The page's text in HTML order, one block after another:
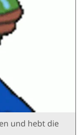
und hebt die